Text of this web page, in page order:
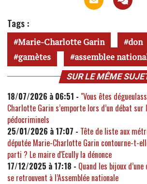
Tags :
Marie-Charlotte Garin
don
gamètes
assemblee
SUR LE MÊME
18/07/2026 à 06:51 - "Vous êtes
Charlotte Garin s’emporte lors d’un débat
pédocriminels
25/01/2026 à 17:07 - Tête de liste aux
députée Marie-Charlotte Garin contourne-t-
parti ? Le maire d'Ecully la dénonce
17/12/2025 à 17:18 - Quand les bijoux
se retrouvent à l’Assemblée nationale